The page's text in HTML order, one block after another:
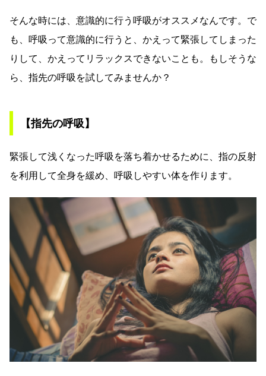
そんな時には、意識的に行う呼吸がオススメなんです。で
も、呼吸って意識的に行うと、かえって緊張してしまった
りして、かえってリラックスできないことも。もしそうな
ら、指先の呼吸を試してみませんか？
【指先の呼吸】
緊張して浅くなった呼吸を落ち着かせるために、指の反射
を利用して全身を緩め、呼吸しやすい体を作ります。